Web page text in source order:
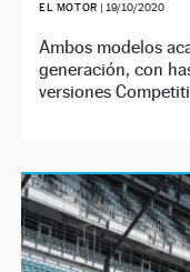
EL MOTOR | 19/10/2020
Ambos modelos
generación, con
versiones